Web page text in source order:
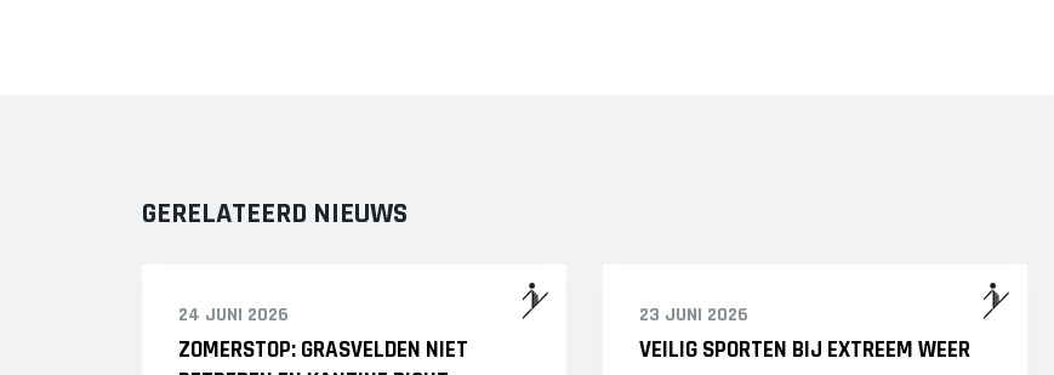
GERELATEERD NIEUWS
24 JUNI 2026
ZOMERSTOP: GRASVELDEN NIET
23 JUNI 2026
VEILIG SPORTEN BIJ EXTREEM WEER